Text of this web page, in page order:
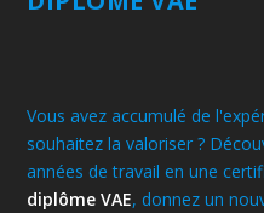
Vous avez accumulé de
souhaitez la valoriser ?
années de travail en une
diplôme VAE, donnez un